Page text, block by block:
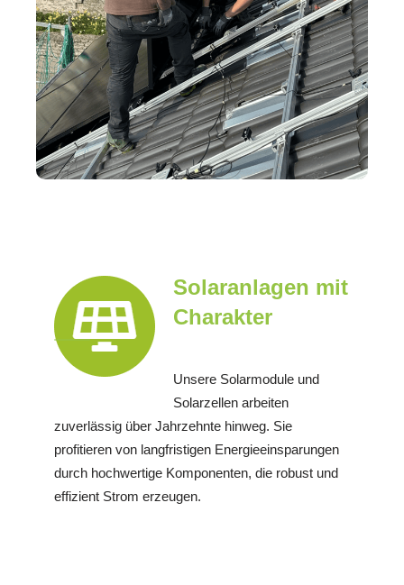
Solaranlagen mit
Charakter
Unsere Solarmodule und
Solarzellen arbeiten
zuverlässig über Jahrzehnte hinweg. Sie
profitieren von langfristigen Energieeinsparungen
durch hochwertige Komponenten, die robust und
effizient Strom erzeugen.